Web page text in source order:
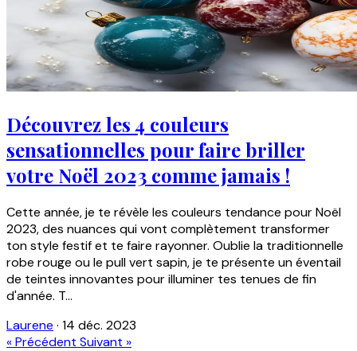
Découvrez les 4 couleurs
sensationnelles pour faire briller
votre Noël 2023 comme jamais !
Cette année, je te révèle les couleurs tendance pour Noël
2023, des nuances qui vont complètement transformer
ton style festif et te faire rayonner. Oublie la traditionnelle
robe rouge ou le pull vert sapin, je te présente un éventail
de teintes innovantes pour illuminer tes tenues de fin
d'année. T...
Laurene · 14 déc. 2023
« Précédent Suivant »